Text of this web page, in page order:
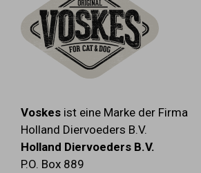
Voskes ist eine Marke der Firma
Holland Diervoeders B.V.
Holland Diervoeders B.V.
P.O. Box 889